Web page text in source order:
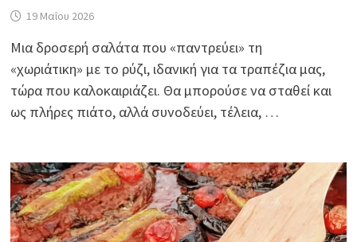
19 Μαΐου 2026
Μια δροσερή σαλάτα που «παντρεύει» τη
«χωριάτικη» με το ρύζι, ιδανική για τα τραπέζια μας,
τώρα που καλοκαιριάζει. Θα μπορούσε να σταθεί και
ως πλήρες πιάτο, αλλά συνοδεύει, τέλεια, …